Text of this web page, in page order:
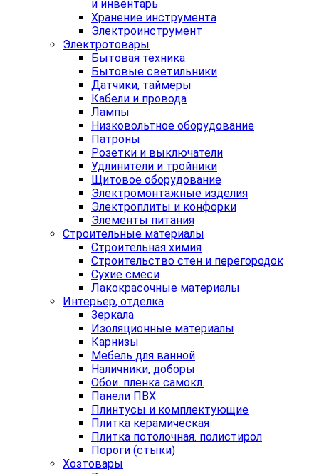
и инвентарь
Хранение инструмента
Электроинструмент
Электротовары
Бытовая техника
Бытовые светильники
Датчики, таймеры
Кабели и провода
Лампы
Низковольтное оборудование
Патроны
Розетки и выключатели
Удлинители и тройники
Щитовое оборудование
Электромонтажные изделия
Электроплиты и конфорки
Элементы питания
Строительные материалы
Строительная химия
Строительство стен и перегородок
Сухие смеси
Лакокрасочные материалы
Интерьер, отделка
Зеркала
Изоляционные материалы
Карнизы
Мебель для ванной
Наличники, доборы
Обои. пленка самокл.
Панели ПВХ
Плинтусы и комплектующие
Плитка керамическая
Плитка потолочная. полистирол
Пороги (стыки)
Хозтовары